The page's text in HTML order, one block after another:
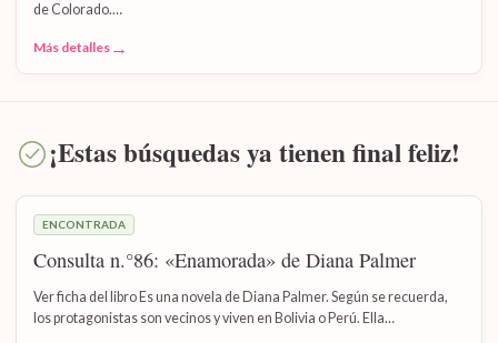
de Colorado.…
Más detalles →
¡Estas búsquedas ya tienen final feliz!
ENCONTRADA
Consulta n.°86: «Enamorada» de Diana Palmer
Ver ficha del libro Es una novela de Diana Palmer. Según se recuerda,
los protagonistas son vecinos y viven en Bolivia o Perú. Ella…